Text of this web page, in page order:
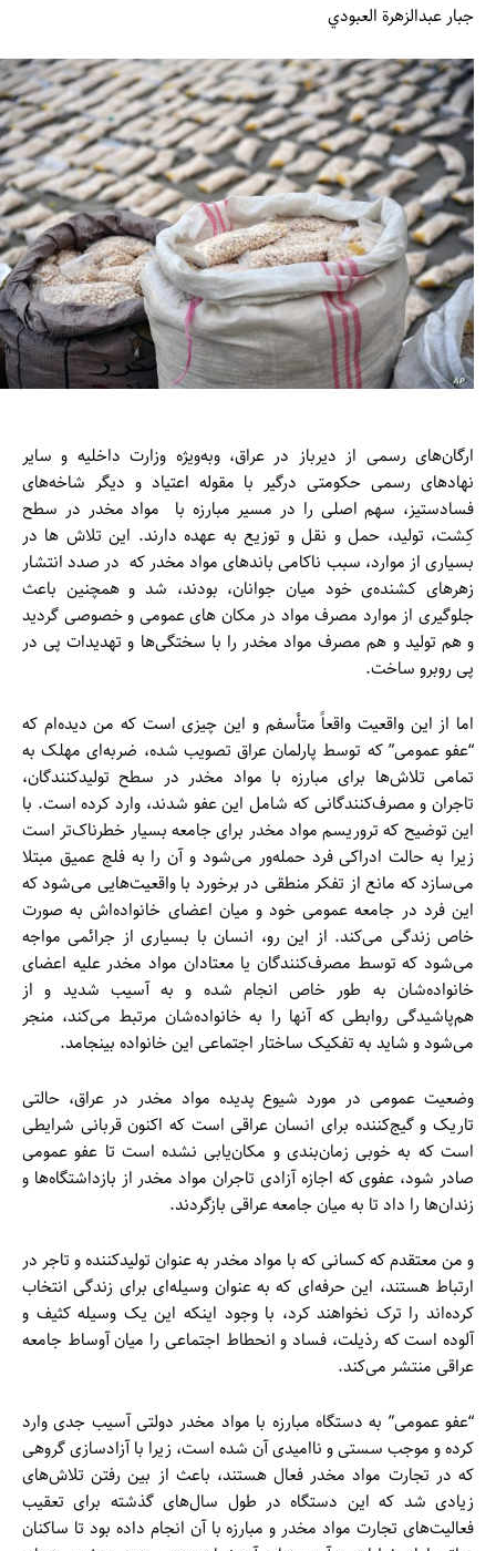
جبار عبدالزهرة العبودي
ارگان‌های رسمی از دیرباز در عراق، وبه‌ویژه وزارت داخلیه و سایر
نهادهای رسمی حکومتی درگیر با مقوله اعتیاد و دیگر شاخه‌های
فسادستیز، سهم اصلی را در مسیر مبارزه با مواد مخدر در سطح
کِشت، تولید، حمل و نقل و توزیع به عهده دارند. این تلاش ها در
بسیاری از موارد، سبب ناکامی باندهای مواد مخدر که در صدد انتشار
زهرهای کشنده‌ی خود میان جوانان، بودند، شد و همچنین باعث
جلوگیری از موارد مصرف مواد در مکان های عمومی و خصوصی گردید
و هم تولید و هم مصرف مواد مخدر را با سختگی‌ها و تهدیدات پی در
پی روبرو ساخت.
اما از این واقعیت واقعاً متأسفم و این چیزی است که من دیده‌ام که
“عفو عمومی” که توسط پارلمان عراق تصویب شده، ضربه‌ای مهلک به
تمامی تلاش‌ها برای مبارزه با مواد مخدر در سطح تولیدکنندگان،
تاجران و مصرف‌کنندگانی که شامل این عفو شدند، وارد کرده است. با
این توضیح که تروریسم مواد مخدر برای جامعه بسیار خطرناک‌تر است
زیرا به حالت ادراکی فرد حمله‌ور می‌شود و آن را به فلج عمیق مبتلا
می‌سازد که مانع از تفکر منطقی در برخورد با واقعیت‌هایی می‌شود که
این فرد در جامعه عمومی خود و میان اعضای خانواده‌اش به صورت
خاص زندگی می‌کند. از این رو، انسان با بسیاری از جرائمی مواجه
می‌شود که توسط مصرف‌کنندگان یا معتادان مواد مخدر علیه اعضای
خانواده‌شان به طور خاص انجام شده و به آسیب شدید و از
هم‌پاشیدگی روابطی که آنها را به خانواده‌شان مرتبط می‌کند، منجر
می‌شود و شاید به تفکیک ساختار اجتماعی این خانواده بینجامد.
وضعیت عمومی در مورد شیوع پدیده مواد مخدر در عراق، حالتی
تاریک و گیج‌کننده برای انسان عراقی است که اکنون قربانی شرایطی
است که به خوبی زمان‌بندی و مکان‌یابی نشده است تا عفو عمومی
صادر شود، عفوی که اجازه آزادی تاجران مواد مخدر از بازداشتگاه‌ها و
زندان‌ها را داد تا به میان جامعه عراقی بازگردند.
و من معتقدم که کسانی که با مواد مخدر به عنوان تولیدکننده و تاجر در
ارتباط هستند، این حرفه‌ای که به عنوان وسیله‌ای برای زندگی انتخاب
کرده‌اند را ترک نخواهند کرد، با وجود اینکه این یک وسیله کثیف و
آلوده است که رذیلت، فساد و انحطاط اجتماعی را میان آوساط جامعه
عراقی منتشر می‌کند.
“عفو عمومی” به دستگاه مبارزه با مواد مخدر دولتی آسیب جدی وارد
کرده و موجب سستی و ناامیدی آن شده است، زیرا با آزادسازی گروهی
که در تجارت مواد مخدر فعال هستند، باعث از بین رفتن تلاش‌های
زیادی شد که این دستگاه در طول سال‌های گذشته برای تعقیب
فعالیت‌های تجارت مواد مخدر و مبارزه با آن انجام داده بود تا ساکنان